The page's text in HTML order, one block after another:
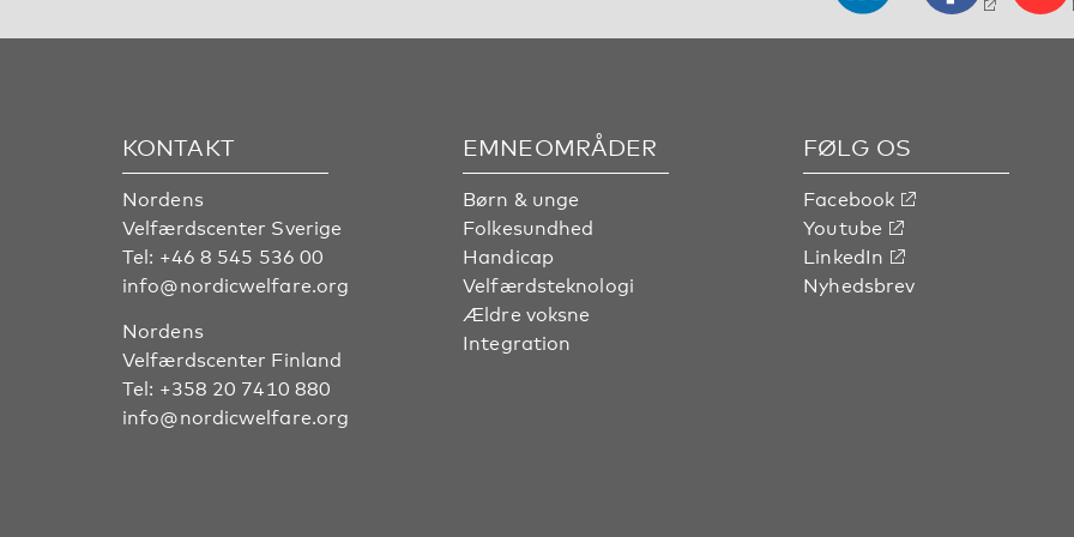
KONTAKT
Nordens
Velfærdscenter Sverige
Tel: +46 8 545 536 00
info@nordicwelfare.org
Nordens
Velfærdscenter Finland
Tel: +358 20 7410 880
info@nordicwelfare.org
EMNEOMRÅDER
Børn & unge
Folkesundhed
Handicap
Velfærdsteknologi
Ældre voksne
Integration
FØLG OS
Facebook
Youtube
LinkedIn
Nyhedsbrev